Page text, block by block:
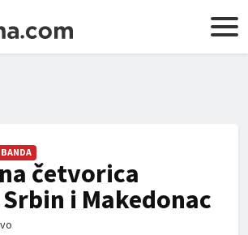
četvorica
i Makedonac